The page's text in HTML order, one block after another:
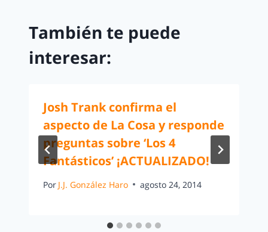
También te puede
interesar:
Josh Trank confirma el
aspecto de La Cosa y responde
preguntas sobre ‘Los 4
Fantásticos’ ¡ACTUALIZADO!
Por J.J. González Haro agosto 24, 2014